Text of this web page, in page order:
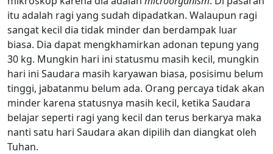
itu adalah ragi yang sudah dipadatkan. Walaupun ragi
sangat kecil dia tidak minder dan berdampak luar
biasa. Dia dapat mengkhamirkan adonan tepung yang
30 kg. Mungkin hari ini statusmu masih kecil, mungkin
hari ini Saudara masih karyawan biasa, posisimu belum
tinggi, jabatanmu belum ada. Orang percaya tidak akan
minder karena statusnya masih kecil, ketika Saudara
belajar seperti ragi yang kecil dan terus berkarya maka
nanti satu hari Saudara akan dipilih dan diangkat oleh
Tuhan.